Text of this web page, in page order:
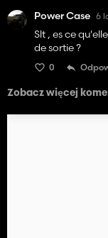
Power Case 6
Slt , es ce
de sortie ?
0
Zobacz więcej